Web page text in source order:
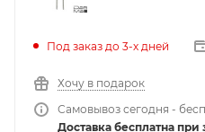
Под заказ до 3-х дней
Хочу в подарок
Самовывоз сегодня -
Доставка бесплатна при